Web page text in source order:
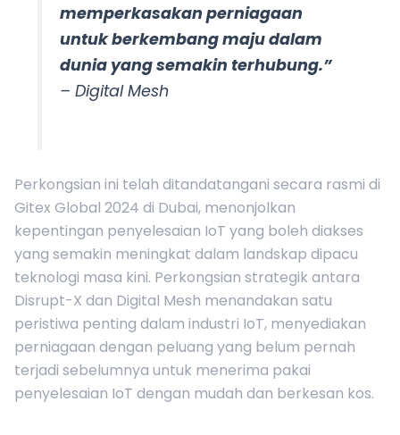
memperkasakan perniagaan
untuk berkembang maju dalam
dunia yang semakin terhubung.”
– Digital Mesh
Perkongsian ini telah ditandatangani secara rasmi di
Gitex Global 2024 di Dubai, menonjolkan
kepentingan penyelesaian IoT yang boleh diakses
yang semakin meningkat dalam landskap dipacu
teknologi masa kini. Perkongsian strategik antara
Disrupt-X dan Digital Mesh menandakan satu
peristiwa penting dalam industri IoT, menyediakan
perniagaan dengan peluang yang belum pernah
terjadi sebelumnya untuk menerima pakai
penyelesaian IoT dengan mudah dan berkesan kos.